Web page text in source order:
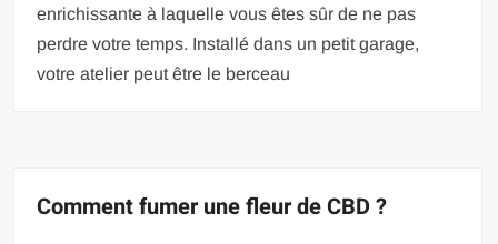
enrichissante à laquelle vous êtes sûr de ne pas
perdre votre temps. Installé dans un petit garage,
votre atelier peut être le berceau
Comment fumer une fleur de CBD ?